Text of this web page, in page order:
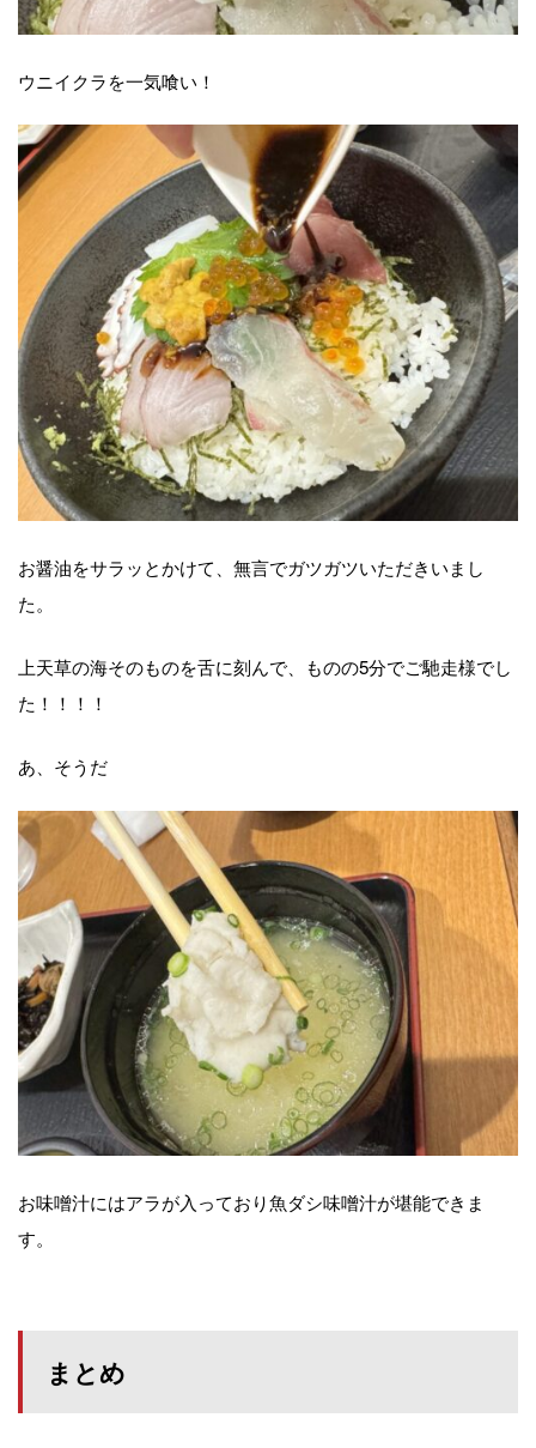
ウニイクラを一気喰い！
お醤油をサラッとかけて、無言でガツガツいただきいまし
た。
上天草の海そのものを舌に刻んで、ものの5分でご馳走様でし
た！！！！
あ、そうだ
お味噌汁にはアラが入っており魚ダシ味噌汁が堪能できま
す。
まとめ